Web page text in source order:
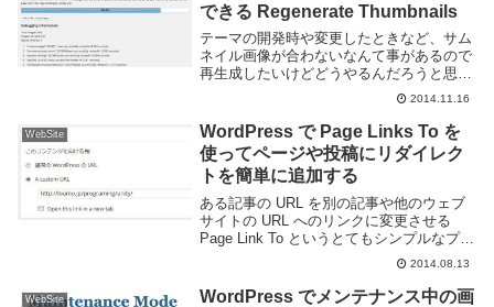
できる Regenerate Thumbnails
テーマの開発時や変更したときなど、サム
ネイル画像が合わないなんて事があるので
再生成したいけどどうやるんだろうと思っ
たらプラグインがあったのでメモ。
Regenerate Thumbnails のインストール管
理画面のプラグイン新規追加画面より...
2014.11.16
WebSite
WordPress で Page Links To を
使ってページや投稿にリダイレク
トを簡単に追加する
ある記事の URL を別の記事や他のウェブ
サイトの URL へのリンクに変更させる
Page Link To というとてもシンプルなプラ
グインを知ったので軽く紹介。Page Link
To のインストール管理画面よりプラグイ
ンの新規追加 か...
2014.08.13
WebSite
WordPress でメンテナンス中の画